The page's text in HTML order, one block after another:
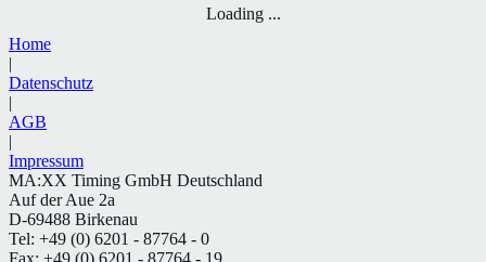
Loading ...
Home
|
Datenschutz
|
AGB
|
Impressum
MA:XX Timing GmbH Deutschland
Auf der Aue 2a
D-69488 Birkenau
Tel: +49 (0) 6201 - 87764 - 0
Fax: +49 (0) 6201 - 87764 - 19